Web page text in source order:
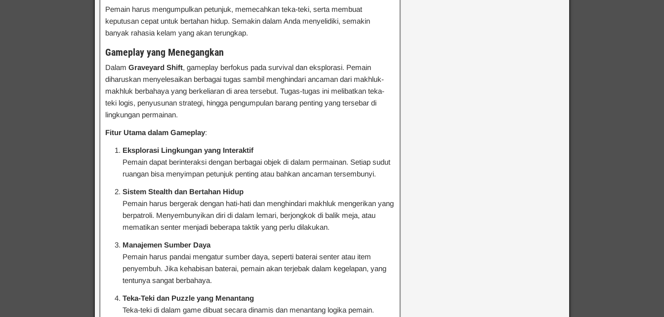
Pemain harus mengumpulkan petunjuk, memecahkan teka-teki, serta membuat
keputusan cepat untuk bertahan hidup. Semakin dalam Anda menyelidiki, semakin
banyak rahasia kelam yang akan terungkap.
Gameplay yang Menegangkan
Dalam Graveyard Shift, gameplay berfokus pada survival dan eksplorasi. Pemain
diharuskan menyelesaikan berbagai tugas sambil menghindari ancaman dari makhluk-
makhluk berbahaya yang berkeliaran di area tersebut. Tugas-tugas ini melibatkan teka-
teki logis, penyusunan strategi, hingga pengumpulan barang penting yang tersebar di
lingkungan permainan.
Fitur Utama dalam Gameplay:
Eksplorasi Lingkungan yang Interaktif
Pemain dapat berinteraksi dengan berbagai objek di dalam permainan. Setiap sudut
ruangan bisa menyimpan petunjuk penting atau bahkan ancaman tersembunyi.
Sistem Stealth dan Bertahan Hidup
Pemain harus bergerak dengan hati-hati dan menghindari makhluk mengerikan yang
berpatroli. Menyembunyikan diri di dalam lemari, berjongkok di balik meja, atau
mematikan senter menjadi beberapa taktik yang perlu dilakukan.
Manajemen Sumber Daya
Pemain harus pandai mengatur sumber daya, seperti baterai senter atau item
penyembuh. Jika kehabisan baterai, pemain akan terjebak dalam kegelapan, yang
tentunya sangat berbahaya.
Teka-Teki dan Puzzle yang Menantang
Teka-teki di dalam game dibuat secara dinamis dan menantang logika pemain.